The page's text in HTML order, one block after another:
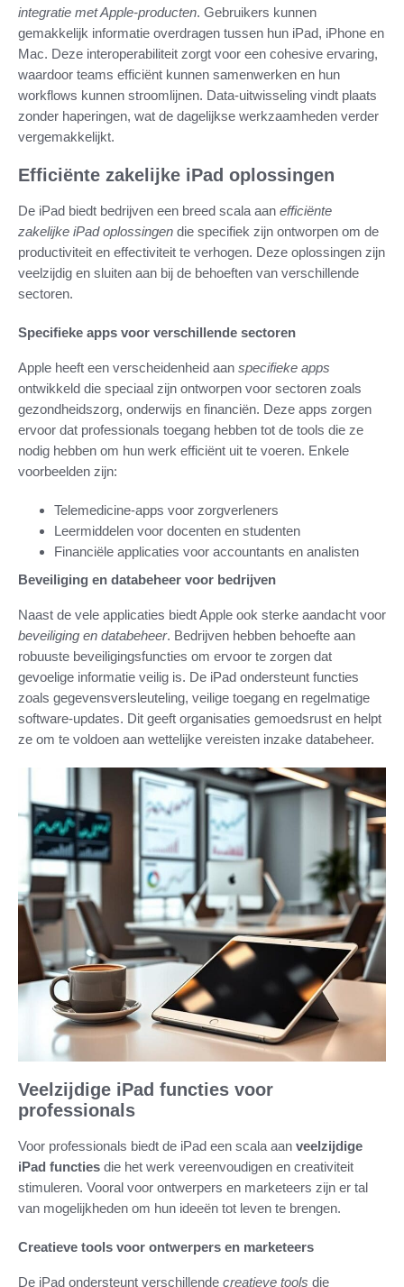
integratie met Apple-producten. Gebruikers kunnen
gemakkelijk informatie overdragen tussen hun iPad, iPhone en
Mac. Deze interoperabiliteit zorgt voor een cohesive ervaring,
waardoor teams efficiënt kunnen samenwerken en hun
workflows kunnen stroomlijnen. Data-uitwisseling vindt plaats
zonder haperingen, wat de dagelijkse werkzaamheden verder
vergemakkelijkt.
Efficiënte zakelijke iPad oplossingen
De iPad biedt bedrijven een breed scala aan efficiënte
zakelijke iPad oplossingen die specifiek zijn ontworpen om de
productiviteit en effectiviteit te verhogen. Deze oplossingen zijn
veelzijdig en sluiten aan bij de behoeften van verschillende
sectoren.
Specifieke apps voor verschillende sectoren
Apple heeft een verscheidenheid aan specifieke apps
ontwikkeld die speciaal zijn ontworpen voor sectoren zoals
gezondheidszorg, onderwijs en financiën. Deze apps zorgen
ervoor dat professionals toegang hebben tot de tools die ze
nodig hebben om hun werk efficiënt uit te voeren. Enkele
voorbeelden zijn:
Telemedicine-apps voor zorgverleners
Leermiddelen voor docenten en studenten
Financiële applicaties voor accountants en analisten
Beveiliging en databeheer voor bedrijven
Naast de vele applicaties biedt Apple ook sterke aandacht voor
beveiliging en databeheer. Bedrijven hebben behoefte aan
robuuste beveiligingsfuncties om ervoor te zorgen dat
gevoelige informatie veilig is. De iPad ondersteunt functies
zoals gegevensversleuteling, veilige toegang en regelmatige
software-updates. Dit geeft organisaties gemoedsrust en helpt
ze om te voldoen aan wettelijke vereisten inzake databeheer.
Veelzijdige iPad functies voor
professionals
Voor professionals biedt de iPad een scala aan veelzijdige
iPad functies die het werk vereenvoudigen en creativiteit
stimuleren. Vooral voor ontwerpers en marketeers zijn er tal
van mogelijkheden om hun ideeën tot leven te brengen.
Creatieve tools voor ontwerpers en marketeers
De iPad ondersteunt verschillende creatieve tools die